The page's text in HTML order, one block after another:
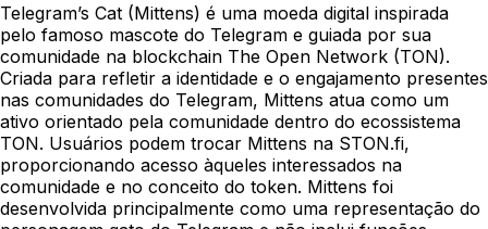
Telegram’s Cat (Mittens) é uma moeda digital inspirada
pelo famoso mascote do Telegram e guiada por sua
comunidade na blockchain The Open Network (TON).
Criada para refletir a identidade e o engajamento presentes
nas comunidades do Telegram, Mittens atua como um
ativo orientado pela comunidade dentro do ecossistema
TON. Usuários podem trocar Mittens na STON.fi,
proporcionando acesso àqueles interessados na
comunidade e no conceito do token. Mittens foi
desenvolvida principalmente como uma representação do